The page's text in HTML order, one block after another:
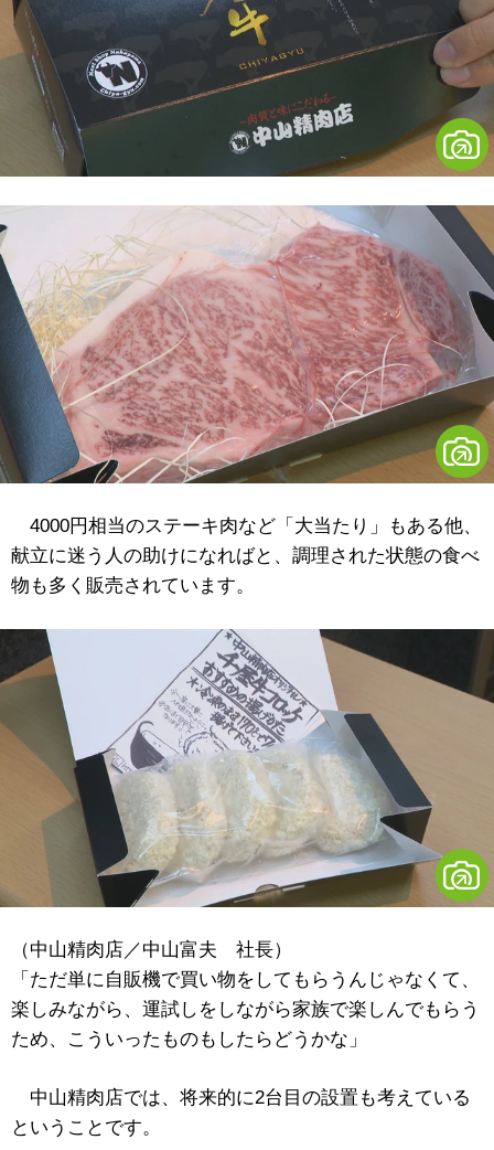
4000円相当のステーキ肉など「大当たり」もある他、
献立に迷う人の助けになればと、調理された状態の食べ
物も多く販売されています。
（中山精肉店／中山富夫 社長）
「ただ単に自販機で買い物をしてもらうんじゃなくて、
楽しみながら、運試しをしながら家族で楽しんでもらう
ため、こういったものもしたらどうかな」
中山精肉店では、将来的に2台目の設置も考えている
ということです。